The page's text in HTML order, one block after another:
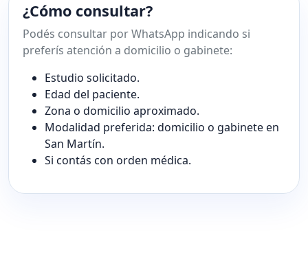
¿Cómo consultar?
Podés consultar por WhatsApp indicando si
preferís atención a domicilio o gabinete:
Estudio solicitado.
Edad del paciente.
Zona o domicilio aproximado.
Modalidad preferida: domicilio o gabinete en
San Martín.
Si contás con orden médica.